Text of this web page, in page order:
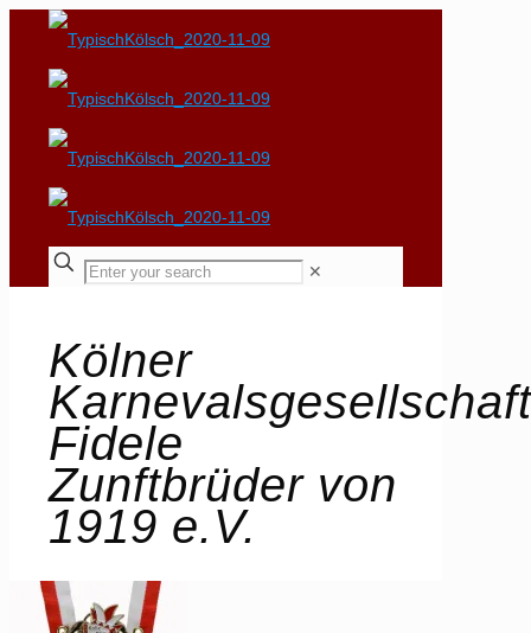
✕
Kölner
Karnevalsgesellschaft
Fidele
Zunftbrüder von
1919 e.V.